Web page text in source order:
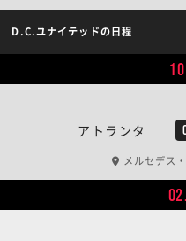
D.C.ユナイテッドの日程
アトランタ
メルセデス